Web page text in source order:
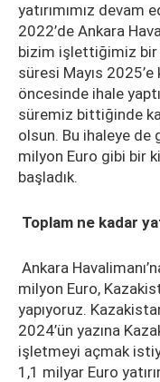
yatırımımız devam
2022’de Ankara
bizim işlettiğimiz bir
süresi Mayıs 2025’e
öncesinde ihale
süremiz bittiğinde
olsun. Bu ihaleye de
milyon Euro gibi bir
başladık.
Toplam ne kadar
Ankara
milyon Euro,
yapıyoruz.
2024’ün yazına
işletmeyi açmak
1,1 milyar Euro